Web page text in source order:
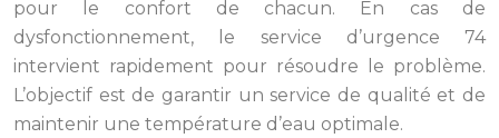
pour le confort de chacun. En cas de
dysfonctionnement, le service d’urgence 74
intervient rapidement pour résoudre le problème.
L’objectif est de garantir un service de qualité et de
maintenir une température d’eau optimale.